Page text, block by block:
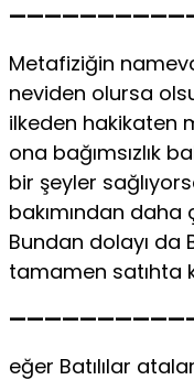
Metafiziğin
neviden olursa
ilkeden hakikaten
ona bağımsızlık
bir şeyler
bakımından
Bundan dolayı da
tamamen satıhta
eğer Batılılar